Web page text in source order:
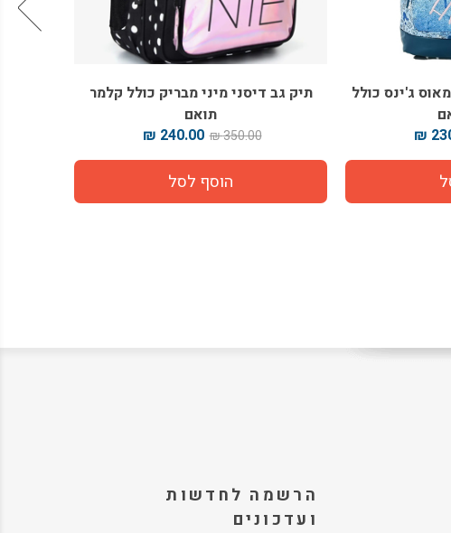
תיק גב דיסני מיני מבריק כולל קלמר
תיק דיסני מיקי הולוגרף ורוד
הרשמה לחדשות
ועדכונים